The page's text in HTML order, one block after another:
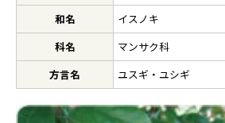
和名
イスノキ
科名
マンサク科
方言名
ユスギ・ユシギ